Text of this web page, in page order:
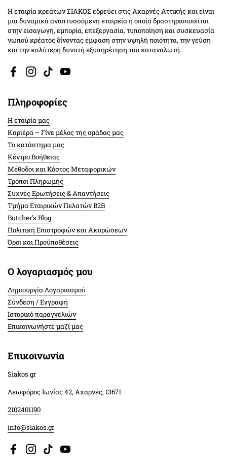
Η εταιρία κρεάτων ΣΙΑΚΟΣ εδρεύει στις Αχαρνές Αττικής και είναι
μια δυναμικά αναπτυσσόμενη εταιρεία η οποία δραστηριοποιείται
στην εισαγωγή, εμπορία, επεξεργασία, τυποποίηση και συσκευασία
νωπού κρέατος δίνοντας έμφαση στην υψηλή ποιότητα, την γεύση
και την καλύτερη δυνατή εξυπηρέτηση του καταναλωτή.
FacebookInstagram
TikTokYouTube
Πληροφορίες
Η εταιρία μας
Καριέρα – Γίνε μέλος της ομάδας μας
Το κατάστημα μας
Κέντρο Βοήθειας
Μέθοδοι και Κόστος Μεταφορικών
Τρόποι Πληρωμής
Συχνές Ερωτήσεις & Απαντήσεις
Τμήμα Εταιρικών Πελατών Β2Β
Butcher's Blog
Πολιτική Επιστροφών και Ακυρώσεων
Όροι και Προϋποθέσεις
Ο λογαριασμός μου
Δημιουργία Λογαριασμού
Σύνδεση / Εγγραφή
Ιστορικό παραγγελιών
Επικοινωνήστε μαζί μας
Επικοινωνία
Siakos.gr
Λεωφόρος Ιωνίας 42, Αχαρνές, 13671
2102401190
info@siakos.gr
FacebookInstagram
TikTokYouTube